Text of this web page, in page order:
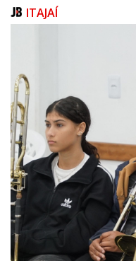
um aparelho celular cortou o
velha.
Paraná, e finalmente conhecer
“Ela sempre me
apresentar de que jeito?
barba, se o interior da
Poder pegar meus netos,
com dignidade”, compartilhou.
Texto: Rodrigo Ramos
Fotos: Rodrigo Ramos
ITAJAÍ